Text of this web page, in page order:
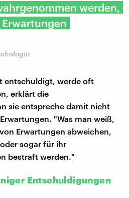
werden,
entschuldigt, werde oft
erklärt die
sie entspreche damit nicht
"Was man weiß,
Erwartungen abweichen,
sogar für ihr
bestraft werden."
Entschuldigungen